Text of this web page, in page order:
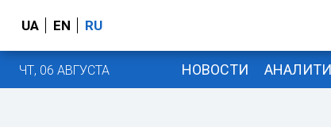
UA EN RU
ЧТ, 06 АВГУСТА НОВОСТИ